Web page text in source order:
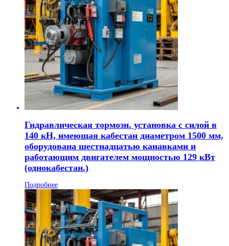
Гидравлическая тормозн. установка с силой в
140 кН, имеющая кабестан диаметром 1500 мм,
оборудована шестнадцатью канавками и
работающим двигателем мощностью 129 кВт
(однокабестан.)
Подробнее